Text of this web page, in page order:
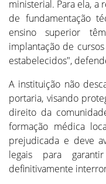
ministerial. Para ela, a
de fundamentação
ensino superior
implantação de
estabelecidos",
A instituição não
portaria, visando
direito da
formação médica
prejudicada e deve
legais para
definitivamente